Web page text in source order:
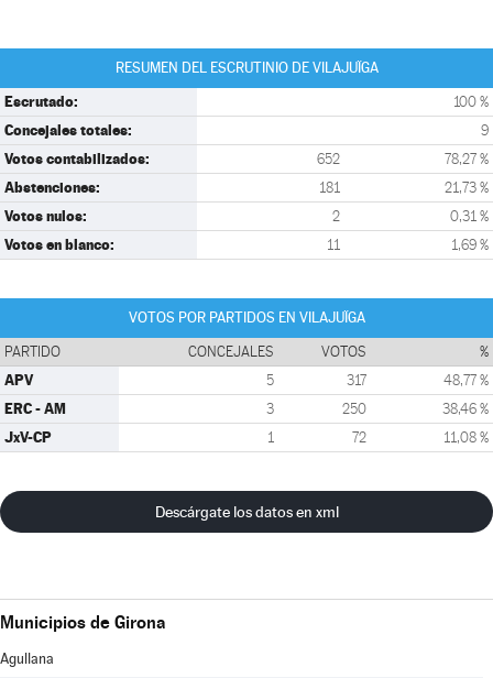
RESUMEN DEL ESCRUTINIO DE VILAJUÏGA
Escrutado: 100 %
Concejales totales: 9
Votos contabilizados: 652 78,27 %
Abstenciones: 181 21,73 %
Votos nulos: 2 0,31 %
Votos en blanco: 11 1,69 %
VOTOS POR PARTIDOS EN VILAJUÏGA
PARTIDO CONCEJALES VOTOS %
APV 5 317 48,77 %
ERC - AM 3 250 38,46 %
JxV-CP 1 72 11,08 %
Descárgate los datos en xml
Municipios de Girona
Agullana